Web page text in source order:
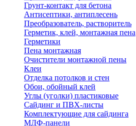
Грунт-контакт для бетона
Антисептики, антиплесень
Преобразователь, растворитель
Герметик, клей, монтажная пена
Герметики
Пена монтажная
Очистители монтажной пены
Клеи
Отделка потолков и стен
Обои, обойный клей
Углы (уголки) пластиковые
Сайдинг и ПВХ-листы
Комплектующие для сайдинга
МДФ-панели